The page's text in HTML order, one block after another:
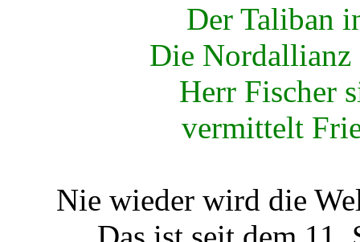
Der Taliban
Die Nordallianz
Herr Fischer
vermittelt
Nie wieder wird die